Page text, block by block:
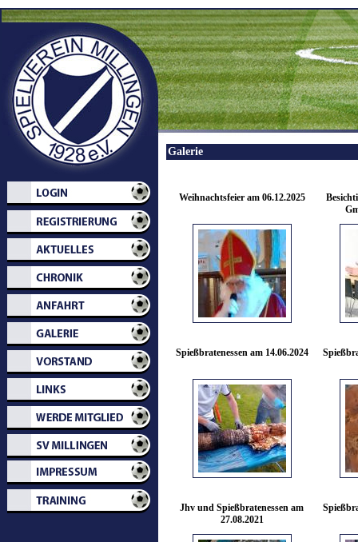
Galerie
Weihnachtsfeier am 06.12.2025
Spießbratenessen am 14.06.2024
Jhv und Spießbratenessen am
27.08.2021